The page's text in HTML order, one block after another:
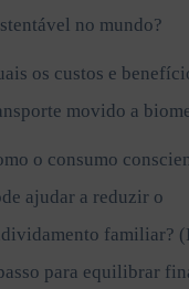
no mundo?
os custos e
movido a
o consumo
ajudar a reduzir o
familiar?
para equilibrar